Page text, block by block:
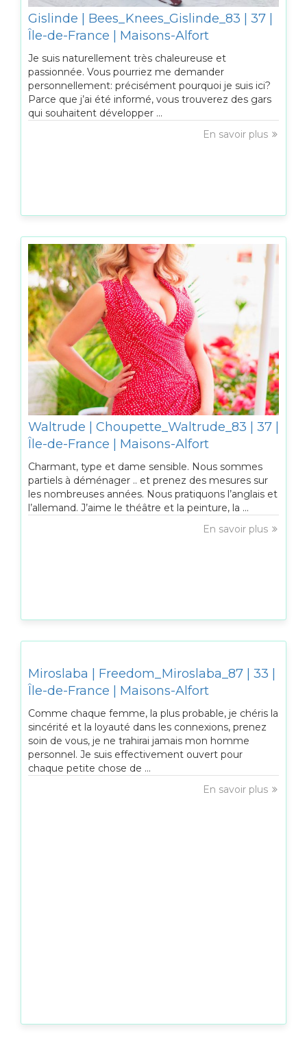
Gislinde | Bees_Knees_Gislinde_83 | 37 |
Île-de-France | Maisons-Alfort
Je suis naturellement très chaleureuse et
passionnée. Vous pourriez me demander
personnellement: précisément pourquoi je suis ici?
Parce que j’ai été informé, vous trouverez des gars
qui souhaitent développer ...
En savoir plus
Waltrude | Choupette_Waltrude_83 | 37 |
Île-de-France | Maisons-Alfort
Charmant, type et dame sensible. Nous sommes
partiels à déménager .. et prenez des mesures sur
les nombreuses années. Nous pratiquons l’anglais et
l’allemand. J’aime le théâtre et la peinture, la ...
En savoir plus
Miroslaba | Freedom_Miroslaba_87 | 33 |
Île-de-France | Maisons-Alfort
Comme chaque femme, la plus probable, je chéris la
sincérité et la loyauté dans les connexions, prenez
soin de vous, je ne trahirai jamais mon homme
personnel. Je suis effectivement ouvert pour
chaque petite chose de ...
En savoir plus